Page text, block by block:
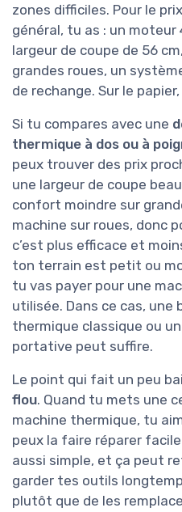
Sur le rapport qualité-
Scheppach WMP161-56
n’est pas sur une
150 €, ni sur une machine
avec gros terrain ou zones
auquel on la trouve en
moteur 4 temps de 161
coupe de 56 cm, un
roues, un système au fil
rechange. Sur le papier,
Si tu compares avec une
thermique à dos ou à
marque, tu peux trouver
plus chers, pour une
plus faible et un confort
pour de grandes prairies,
moins fatigant. Par
petit ou moyen et pas si
payer pour une machine
Dans ce cas, une bonne
classique ou une
peut suffire.